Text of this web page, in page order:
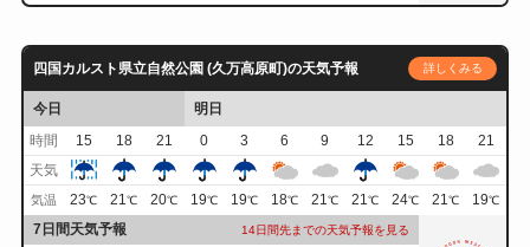
四国カルスト県立自然公園 (久万高原町)の天気予報 詳しくみる
今日
明日
時間
15 18 21 0 3 6 9 12 15 18
21
天気
気温 23℃ 21℃ 20℃ 19℃ 19℃ 18℃ 21℃ 21℃ 24℃ 21℃ 19℃
7日間天気予報 14日間先までの天気予報を見る